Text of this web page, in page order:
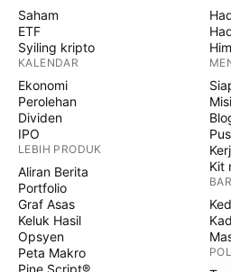
Saham
ETF
Syiling kripto
KALENDAR
Ekonomi
Perolehan
Dividen
IPO
LEBIH PRODUK
Aliran Berita
Portfolio
Graf Asas
Keluk Hasil
Opsyen
Peta Makro
Pine Script®
Kit